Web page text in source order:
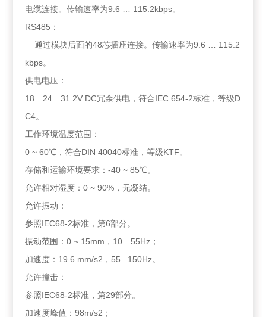
电缆连接。传输速率为9.6 … 115.2kbps。
RS485：
通过模块后面的48芯插座连接。传输速率为9.6 … 115.2
kbps。
供电电压：
18…24…31.2V DC冗余供电，符合IEC 654-2标准，等级D
C4。
工作环境温度范围：
0 ~ 60℃，符合DIN 40040标准，等级KTF。
存储和运输环境要求：-40 ~ 85℃。
允许相对湿度：0 ~ 90%，无凝结。
允许振动：
参照IEC68-2标准，第6部分。
振动范围：0 ~ 15mm，10…55Hz；
加速度：19.6 mm/s2，55...150Hz。
允许撞击：
参照IEC68-2标准，第29部分。
加速度峰值：98m/s2；